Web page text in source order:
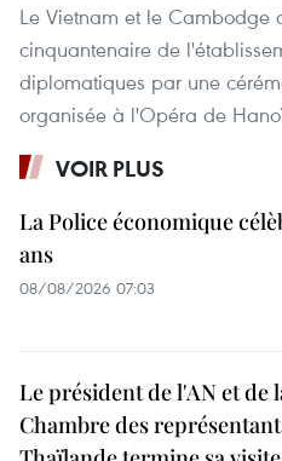
Le Vietnam et le Cambodge
cinquantenaire de
diplomatiques par une
organisée à l'Opéra de
VOIR PLUS
La Police économique
ans
08/08/2026 07:03
Le président de l'AN et de
Chambre des